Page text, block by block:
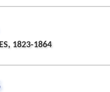
1823-1864